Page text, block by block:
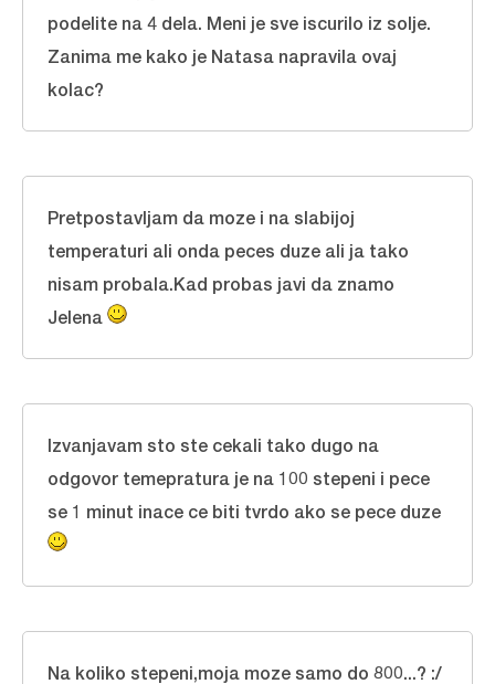
podelite na 4 dela. Meni je sve iscurilo iz solje.
Zanima me kako je Natasa napravila ovaj
kolac?
Pretpostavljam da moze i na slabijoj
temperaturi ali onda peces duze ali ja tako
nisam probala.Kad probas javi da znamo
Jelena
Izvanjavam sto ste cekali tako dugo na
odgovor temepratura je na 100 stepeni i pece
se 1 minut inace ce biti tvrdo ako se pece duze
Na koliko stepeni,moja moze samo do 800...? :/